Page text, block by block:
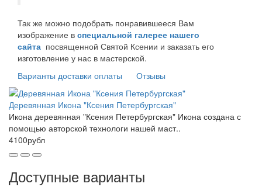
Так же можно подобрать понравившееся Вам
изображение в специальной галерее нашего
сайта посвященной Святой Ксении и заказать его
изготовление у нас в мастерской.
Варианты доставки оплаты
Отзывы
Деревянная Икона "Ксения Петербургская"
Икона деревянная "Ксения Петербургская" Икона создана с
помощью авторской технологи нашей маст..
4100рубл
Доступные варианты